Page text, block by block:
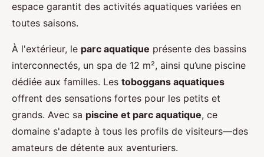
espace garantit des activités aquatiques variées en
toutes saisons.
À l'extérieur, le parc aquatique présente des bassins
interconnectés, un spa de 12 m², ainsi qu’une piscine
dédiée aux familles. Les toboggans aquatiques
offrent des sensations fortes pour les petits et
grands. Avec sa piscine et parc aquatique, ce
domaine s'adapte à tous les profils de visiteurs—des
amateurs de détente aux aventuriers.